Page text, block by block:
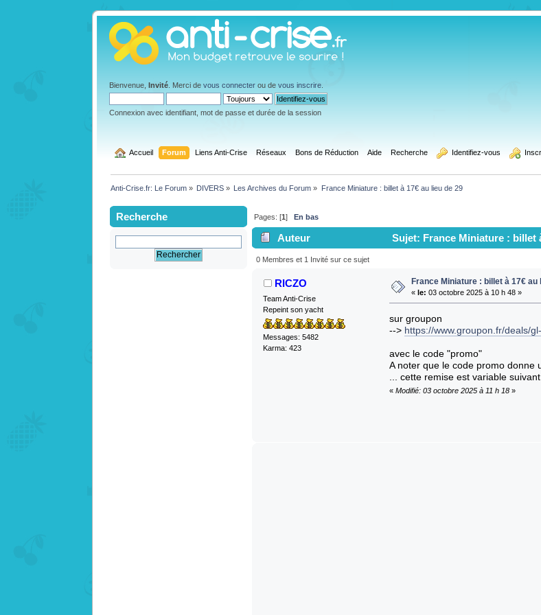
Bienvenue,Invité . Merci devous connecter ou devous inscrire
Connexion avec identifiant, mot de passe et durée de la session
Accueil Forum Liens Anti-Crise Réseaux Bons de Réduction Aide Recherche Identifiez-vous
Anti-Crise.fr: Le Forum» DIVERS» Les Archives du Forum » France Miniature : billet à 17€ au lieu de 29
Recherche Pages: [1] En bas
Auteur Sujet: France Miniature : billet
0 Membres et 1 Invité sur ce sujet
RICZO
Team Anti-Crise
Repeint son yacht
Messages: 5482
Karma: 423
France Miniature : billet à 17€ au
«le: 03 octobre 2025 à 10 h 48 »
sur groupon
--> https://www.groupon.fr/deals/
avec le code "promo"
A noter que le code promo donne
... cette remise est variable
«Modifié: 03 octobre 2025 à 11 h 18»